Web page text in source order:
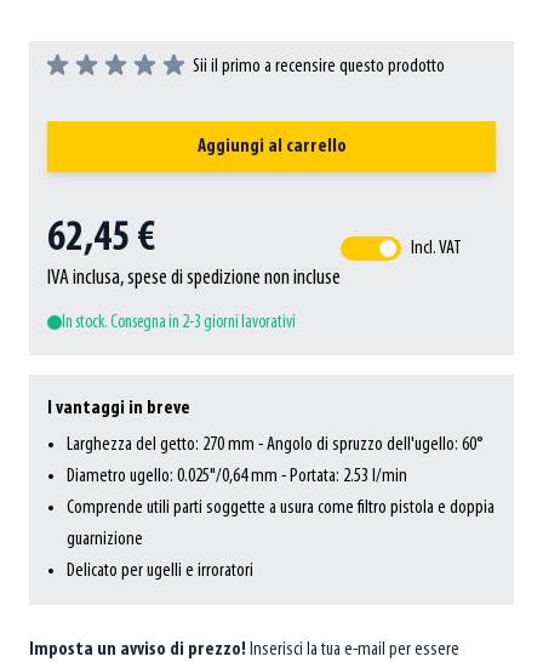
Sii il primo a recensire questo prodotto
Aggiungi al carrello
62,45 €
IVA inclusa, spese di spedizione non incluse
Incl. VAT
In stock. Consegna in 2-3 giorni lavorativi
I vantaggi in breve
Larghezza del getto: 270 mm - Angolo di spruzzo dell'ugello: 60°
Diametro ugello: 0.025"/0,64 mm - Portata: 2.53 l/min
Comprende utili parti soggette a usura come filtro pistola e doppia
guarnizione
Delicato per ugelli e irroratori
Imposta un avviso di prezzo! Inserisci la tua e-mail per essere